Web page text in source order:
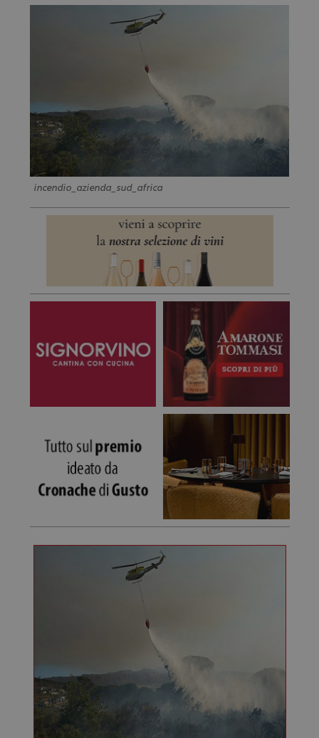
incendio_azienda_sud_africa